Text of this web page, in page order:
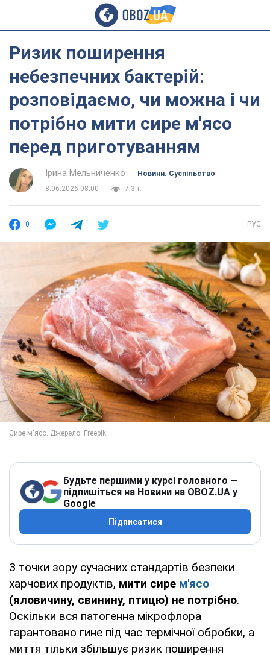
Ризик поширення
небезпечних бактерій:
розповідаємо, чи можна і чи
потрібно мити сире м'ясо
перед приготуванням
Ірина Мельниченко
Новини. Суспільство
8.06.2026 08:00
7,3 т.
0 РУС
Будьте першими у курсі головного —
підпишіться на Новини на OBOZ.UA у
Google
Підписатися
З точки зору сучасних стандартів безпеки
харчових продуктів, мити сире м'ясо
(яловичину, свинину, птицю) не потрібно.
Оскільки вся патогенна мікрофлора
гарантовано гине під час термічної обробки, а
миття тільки збільшує ризик поширення